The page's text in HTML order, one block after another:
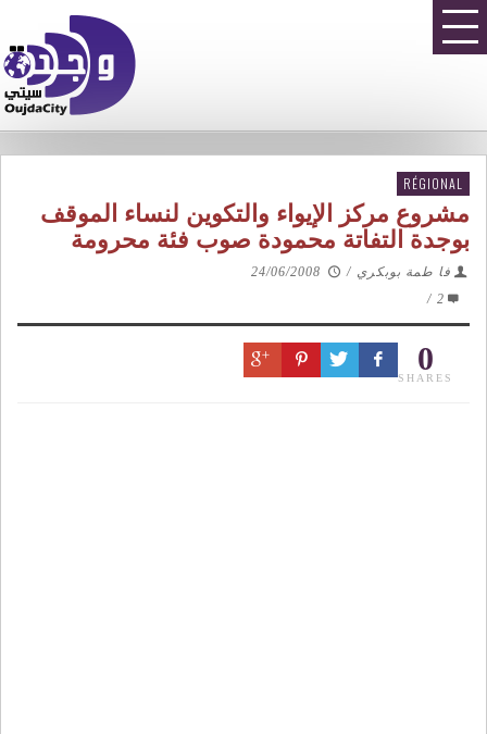
RÉGIONAL
مشروع مركز الإيواء والتكوين لنساء الموقف
بوجدة التفاتة محمودة صوب فئة محرومة
فا طمة بوبكري /
24/06/2008
2
/
0
SHARES